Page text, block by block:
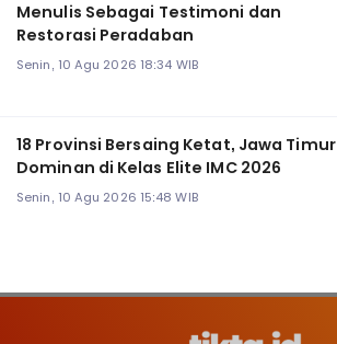
Menulis Sebagai Testimoni dan
Restorasi Peradaban
Senin, 10 Agu 2026 18:34 WIB
18 Provinsi Bersaing Ketat, Jawa Timur
Dominan di Kelas Elite IMC 2026
Senin, 10 Agu 2026 15:48 WIB